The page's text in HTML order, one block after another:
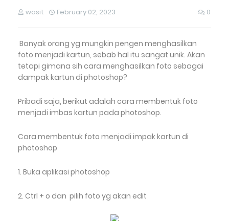
wasit February 02, 2023 0
Banyak orang yg mungkin pengen menghasilkan
foto menjadi kartun, sebab hal itu sangat unik. Akan
tetapi gimana sih cara menghasilkan foto sebagai
dampak kartun di photoshop?
Pribadi saja, berikut adalah cara membentuk foto
menjadi imbas kartun pada photoshop.
Cara membentuk foto menjadi impak kartun di
photoshop
1. Buka aplikasi photoshop
2. Ctrl + o dan pilih foto yg akan edit